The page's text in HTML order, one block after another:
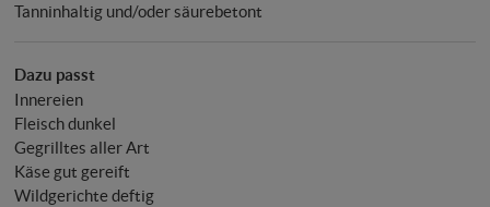
Tanninhaltig und/oder säurebetont
Dazu passt
Innereien
Fleisch dunkel
Gegrilltes aller Art
Käse gut gereift
Wildgerichte deftig